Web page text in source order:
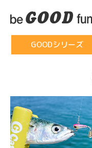
GOODシリーズ